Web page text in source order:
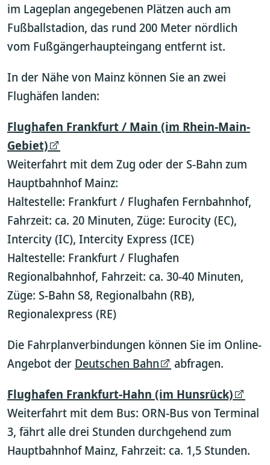
im Lageplan angegebenen Plätzen auch am
Fußballstadion, das rund 200 Meter nördlich
vom Fußgängerhaupteingang entfernt ist.
In der Nähe von Mainz können Sie an zwei
Flughäfen landen:
Flughafen Frankfurt / Main (im Rhein-Main-
Gebiet)
Weiterfahrt mit dem Zug oder der S-Bahn zum
Hauptbahnhof Mainz:
Haltestelle: Frankfurt / Flughafen Fernbahnhof,
Fahrzeit: ca. 20 Minuten, Züge: Eurocity (EC),
Intercity (IC), Intercity Express (ICE)
Haltestelle: Frankfurt / Flughafen
Regionalbahnhof, Fahrzeit: ca. 30-40 Minuten,
Züge: S-Bahn S8, Regionalbahn (RB),
Regionalexpress (RE)
Die Fahrplanverbindungen können Sie im Online-
Angebot der Deutschen Bahn
abfragen.
Flughafen Frankfurt-Hahn (im Hunsrück)
Weiterfahrt mit dem Bus: ORN-Bus von Terminal
3, fährt alle drei Stunden durchgehend zum
Hauptbahnhof Mainz, Fahrzeit: ca. 1,5 Stunden.